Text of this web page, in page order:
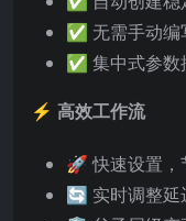
✅ 无需手动编
✅ 集中式参数
⚡ 高效工作流
🚀 快速设置，
🔄 实时调整延